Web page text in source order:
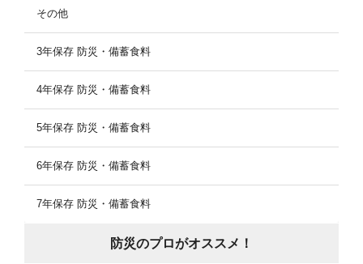
その他
3年保存 防災・備蓄食料
4年保存 防災・備蓄食料
5年保存 防災・備蓄食料
6年保存 防災・備蓄食料
7年保存 防災・備蓄食料
防災のプロがオススメ！